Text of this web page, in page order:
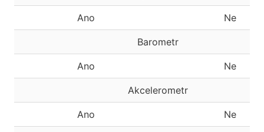
Ano Ne
Barometr
Ano Ne
Akcelerometr
Ano Ne